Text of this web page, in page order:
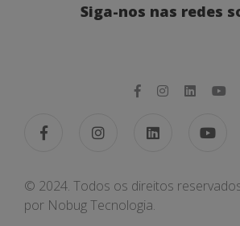
Siga-nos nas redes
© 2024. Todos os direitos
por Nobug Tecnologia.